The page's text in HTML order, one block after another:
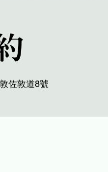
佐敦道8號